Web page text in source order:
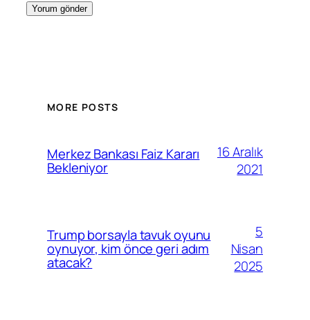
MORE POSTS
Merkez Bankası Faiz Kararı
Bekleniyor
16 Aralık
2021
Trump borsayla tavuk oyunu
oynuyor, kim önce geri adım
atacak?
5
Nisan
2025